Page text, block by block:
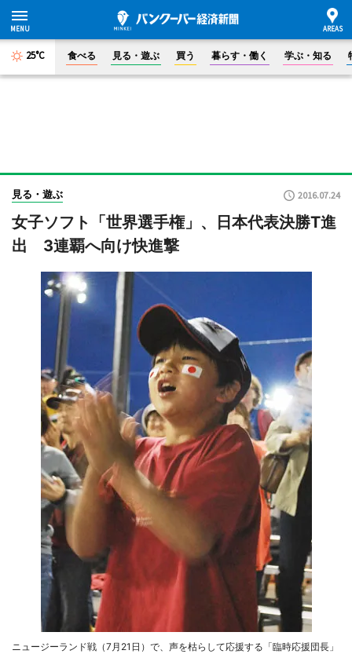
25°C 食べる 見る・遊ぶ 買う 暮らす・働く 学ぶ・知る
見る・遊ぶ 2016.07.24
女子ソフト「世界選手権」、日本代表決勝T進
出 3連覇へ向け快進撃
ニュージーランド戦（7月21日）で、声を枯らして応援する「臨時応援団長」